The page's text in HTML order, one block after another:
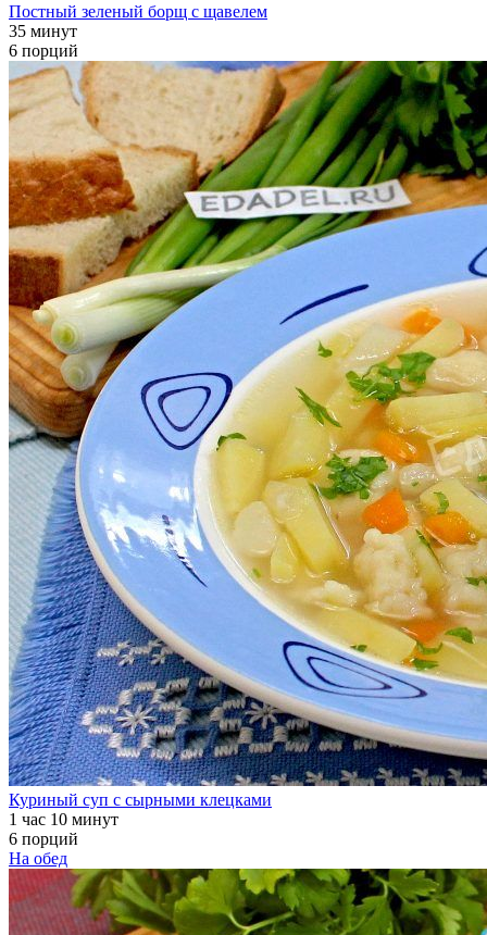
Постный зеленый борщ с щавелем
35 минут
6 порций
Куриный суп с сырными клецками
1 час 10 минут
6 порций
На обед